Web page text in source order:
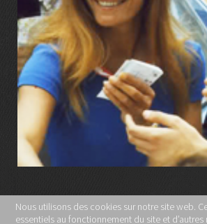
LIRE LA
Nous utilisons des cookies sur notre site web.
essentiels au fonctionnement du site et d’autres